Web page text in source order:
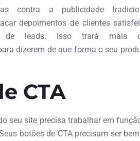
contra a publicidade
depoimentos de clientes
leads. Isso trará mais
dizerem de que forma o seu
CTA
seu site precisa trabalhar em
botões de CTA precisam ser